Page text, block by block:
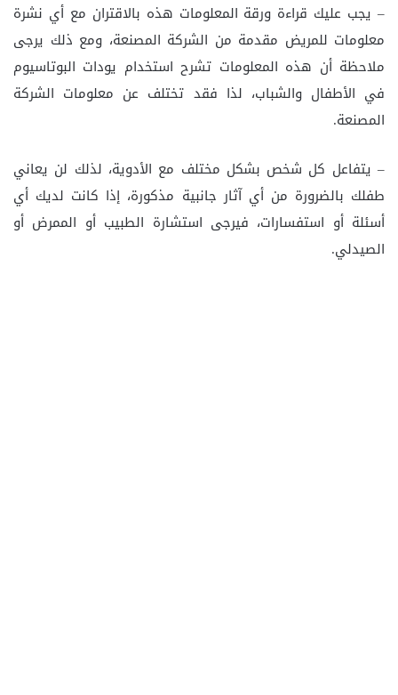
– يجب عليك قراءة ورقة المعلومات هذه بالاقتران مع أي نشرة
معلومات للمريض مقدمة من الشركة المصنعة، ومع ذلك يرجى
ملاحظة أن هذه المعلومات تشرح استخدام يودات البوتاسيوم
في الأطفال والشباب، لذا فقد تختلف عن معلومات الشركة
المصنعة.
– يتفاعل كل شخص بشكل مختلف مع الأدوية، لذلك لن يعاني
طفلك بالضرورة من أي آثار جانبية مذكورة، إذا كانت لديك أي
أسئلة أو استفسارات، فيرجى استشارة الطبيب أو الممرض أو
الصيدلي.